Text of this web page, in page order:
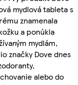
mydlová tableta s
znamenala
a ponúkla
mydlám,
značky Dove dnes
alebo do